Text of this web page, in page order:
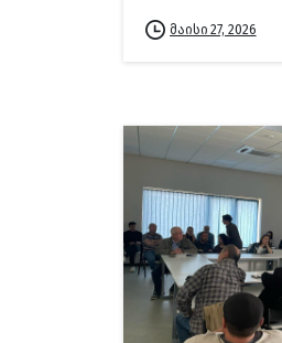
მაისი 27, 2026